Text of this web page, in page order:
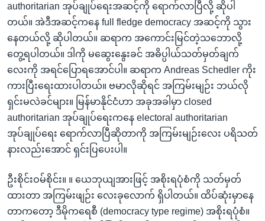
authoritarian အုပ်ချုပ်ရေးအဆင့်ကို ရောက်လာပြီလို့ ဆိုပါ
တယ်။ အဲဒီအဆင့်ကနေ full fledge democracy အဆင့်ကို သွား
နေတယ်လို့ ဆိုပါတယ်။ ဆရာက အကောင်းမြင်တဲ့သဘောလို့
တွေ့ရပါတယ်။ ဒါကို မဆွေးနွေးခင် အဓိပ္ပါယ်သတ်မှတ်ချက်
လေးကို အရင်ပြောရအောင်ပါ။ ဆရာက Andreas Schedler ကိုး
ကားပြီးရေးထားပါတယ်။ ဗမာလိုဆိုရင် အကြမ်းမျဉ်း ဘယ်လို
ရှင်းမလဲခင်များ။ မြန်မာနိုင်ငံဟာ အခုအခါမှာ closed
authoritarian အုပ်ချုပ်ရေးကနေ electoral authoritarian
အုပ်ချုပ်ရေး ရောက်လာပြီဆိုတာကို အကြမ်းမျဉ်းလေး ပရိသတ်
နားလည်းအောင် ရှင်းပြပေးပါ။
ဦးစိုင်းဝမ်စိုင်း။ ။ ယေဘုယျအားဖြင့် အစိုးရပုံစံကို သတ်မှတ်
ထားတာ အကြမ်းဖျဉ်း လေးခုလောက် ရှိပါတယ်။ ထိပ်ဆုံးမှာနေ
တာကတော့ ဒီမိုကရေစီ (democracy type regime) အစိုးရပုံစံ။